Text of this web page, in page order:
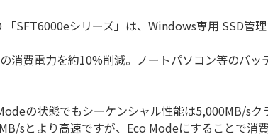
「SFT6000eシリーズ」は、Windows専⽤ SSD管
消費電⼒を約10%削減。ノートパソコン等のバ
の状態でもシーケンシャル性能は5,000MB/sク
sとより⾼速ですが、Eco Modeにすることで